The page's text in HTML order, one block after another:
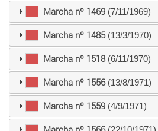
Marcha nº 1469(7/11/1969)
Marcha nº 1485(13/3/1970)
Marcha nº 1518(6/11/1970)
Marcha nº 1556(13/8/1971)
Marcha nº 1559(4/9/1971)